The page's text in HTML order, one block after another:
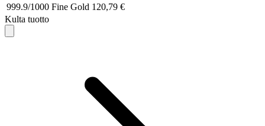
999.9/1000 Fine Gold 120,79 €
Kulta tuotto